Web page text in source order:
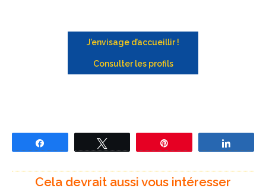
J’envisage d’accueillir !
Consulter les profils
Cela devrait aussi vous intéresser